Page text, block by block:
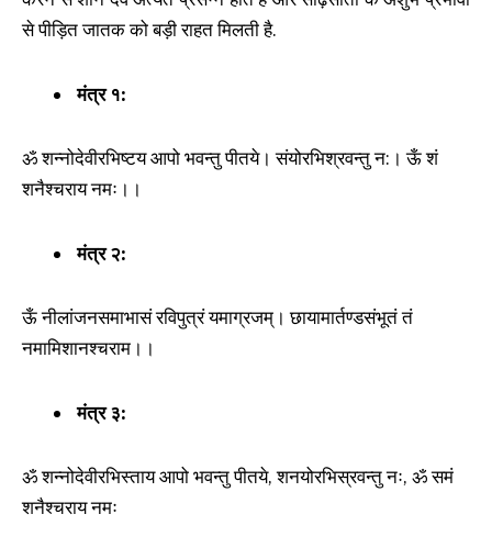
से पीड़ित जातक को बड़ी राहत मिलती है.
मंत्र १:
ॐ शन्नोदेवीरभिष्टय आपो भवन्तु पीतये। संयोरभिश्रवन्तु न:। ऊँ शं
शनैश्चराय नमः।।
मंत्र २:
ऊँ नीलांजनसमाभासं रविपुत्रं यमाग्रजम्। छायामार्तण्डसंभूतं तं
नमामिशानश्चराम।।
मंत्र ३:
ॐ शन्नोदेवीरभिस्ताय आपो भवन्तु पीतये, शनयोरभिस्रवन्तु नः, ॐ समं
शनैश्चराय नमः